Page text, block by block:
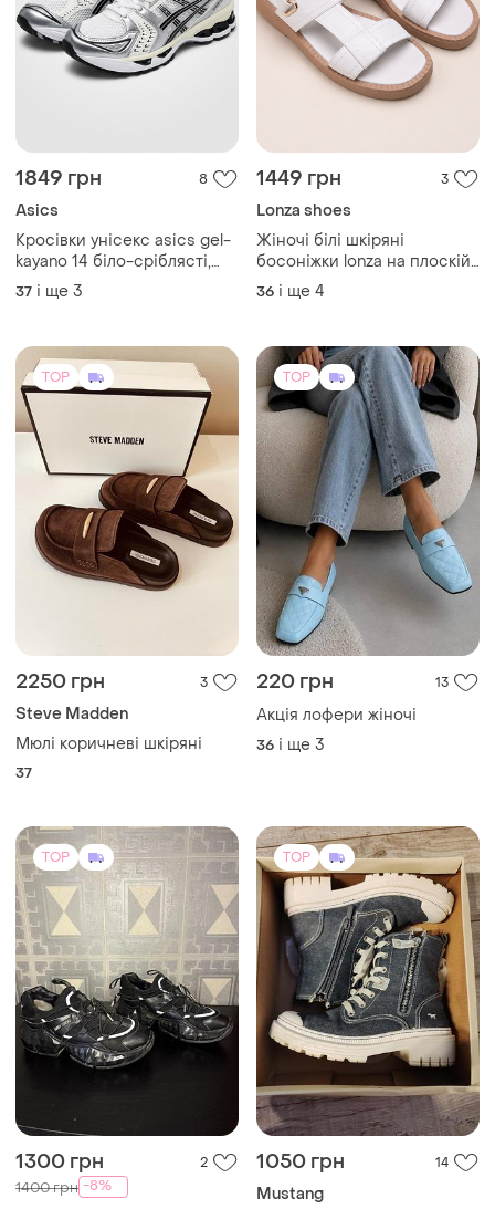
1849 грн 8
Asics
Кросівки унісекс asics gel-
kayano 14 біло-сріблясті,
розміри 37–40
37 і ще 3
1449 грн 3
Lonza shoes
Жіночі білі шкіряні
босоніжки lonza на плоскій
підошві 36–40
36 і ще 4
TOP
2250 грн 3
Steve Madden
Мюлі коричневі шкіряні
37
TOP
220 грн 13
Акція лофери жіночі
36 і ще 3
TOP
1300 грн 2
1400 грн -8%
TOP
1050 грн 14
Mustang